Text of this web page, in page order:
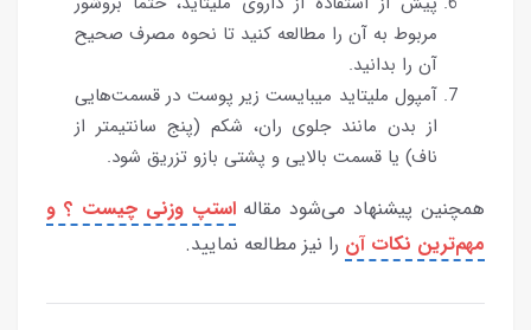
مربوط به آن را مطالعه کنید تا نحوه مصرف صحیح
آن را بدانید.
آمپول ملیتاید میبایست زیر پوست در قسمت‌هایی
از بدن مانند جلوی ران، شکم (پنج سانتیمتر از
ناف) یا قسمت بالایی و پشتی بازو تزریق شود.
همچنین پیشنهاد می‌شود مقالهاستپ وزنی چیست ؟ و
مهم‌ترین نکات آن را نیز مطالعه نمایید.